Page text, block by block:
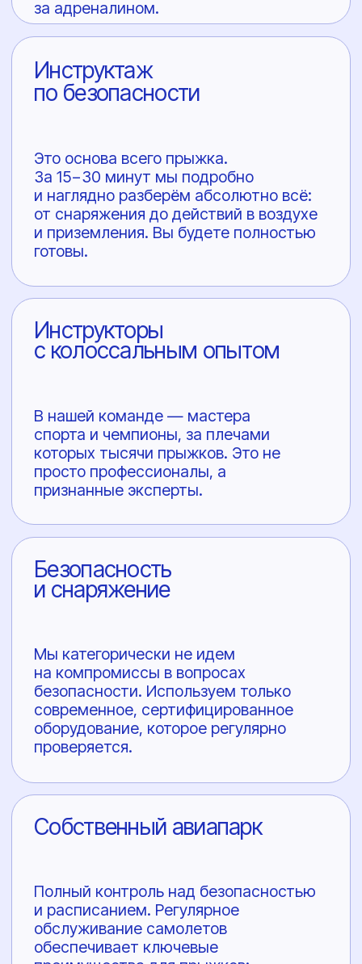
Безопасность
и снаряжение
Собственный авиапарк
Мы категорически не идем
на компромиссы в вопросах
проверяется.
Полный контроль над безопасностью
обслуживание самолетов
обеспечивает ключевые
надёжность, гибкость и комфорт.
Выберите свой
формат
незабываемого
приключения